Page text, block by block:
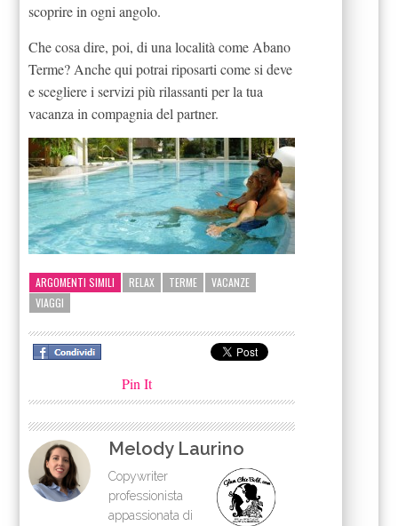
scoprire in ogni angolo.
Che cosa dire, poi, di una località come Abano
Terme? Anche qui potrai riposarti come si deve
e scegliere i servizi più rilassanti per la tua
vacanza in compagnia del partner.
ARGOMENTI SIMILI RELAX TERME
VACANZE
VIAGGI
Pin It
Melody Laurino
Copywriter
professionista
appassionata di